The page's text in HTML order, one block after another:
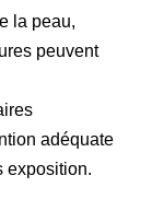
la peau,
peuvent
adéquate
exposition.